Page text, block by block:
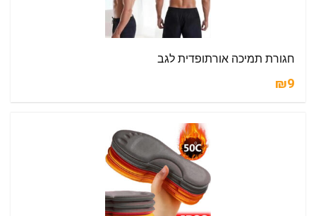
חגורת תמיכה אורתופדית לגב
₪9